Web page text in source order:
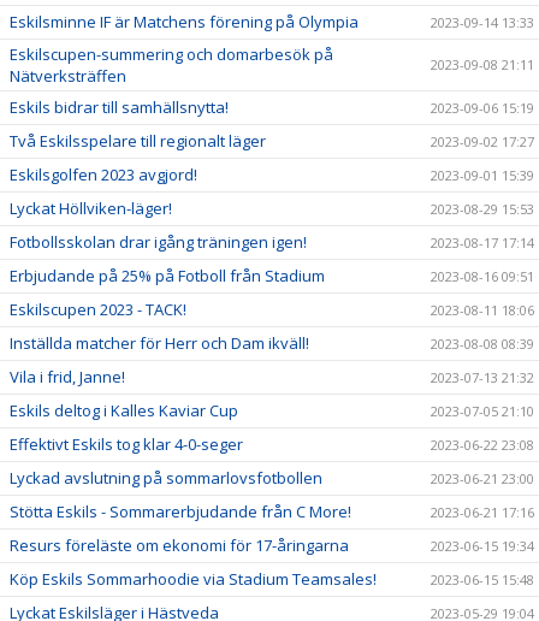
Eskilsminne IF är Matchens förening på Olympia 2023-09-14 13:33
Eskilscupen-summering och domarbesök på
Nätverksträffen
2023-09-08 21:11
Eskils bidrar till samhällsnytta! 2023-09-06 15:19
Två Eskilsspelare till regionalt läger 2023-09-02 17:27
Eskilsgolfen 2023 avgjord! 2023-09-01 15:39
Lyckat Höllviken-läger! 2023-08-29 15:53
Fotbollsskolan drar igång träningen igen! 2023-08-17 17:14
Erbjudande på 25% på Fotboll från Stadium 2023-08-16 09:51
Eskilscupen 2023 - TACK! 2023-08-11 18:06
Inställda matcher för Herr och Dam ikväll! 2023-08-08 08:39
Vila i frid, Janne! 2023-07-13 21:32
Eskils deltog i Kalles Kaviar Cup 2023-07-05 21:10
Effektivt Eskils tog klar 4-0-seger 2023-06-22 23:08
Lyckad avslutning på sommarlovsfotbollen 2023-06-21 23:00
Stötta Eskils - Sommarerbjudande från C More! 2023-06-21 17:16
Resurs föreläste om ekonomi för 17-åringarna 2023-06-15 19:34
Köp Eskils Sommarhoodie via Stadium Teamsales! 2023-06-15 15:48
Lyckat Eskilsläger i Hästveda 2023-05-29 19:04